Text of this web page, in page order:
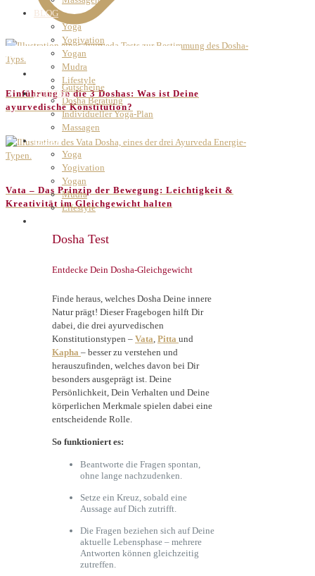
ANGEBOTE
Gutscheine
Dosha Beratung
Individueller Yoga-Plan
Massagen
BLOG
Yoga
Yogivation
Yogan
Mudra
Lifestyle
BLOG
Yoga
Yogivation
Yogan
Mudra
Lifestyle
KONTAKT
Einführung in die 3 Doshas: Was ist Deine
ayurvedische Konstitution?
Vata – Das Prinzip der Bewegung: Leichtigkeit &
Kreativität im Gleichgewicht halten
Dosha Test
Entdecke Dein Dosha-Gleichgewicht
Finde heraus, welches Dosha Deine innere
Natur prägt! Dieser Fragebogen hilft Dir
dabei, die drei ayurvedischen
Konstitutionstypen – Vata Pitta und
Kapha – besser zu verstehen und
herauszufinden, welches davon bei Dir
besonders ausgeprägt ist. Deine
Persönlichkeit, Dein Verhalten und Deine
körperlichen Merkmale spielen dabei eine
entscheidende Rolle.
So funktioniert es:
Beantworte die Fragen spontan,
ohne lange nachzudenken.
Setze ein Kreuz, sobald eine
Aussage auf Dich zutrifft.
Die Fragen beziehen sich auf Deine
aktuelle Lebensphase – mehrere
Antworten können gleichzeitig
zutreffen.